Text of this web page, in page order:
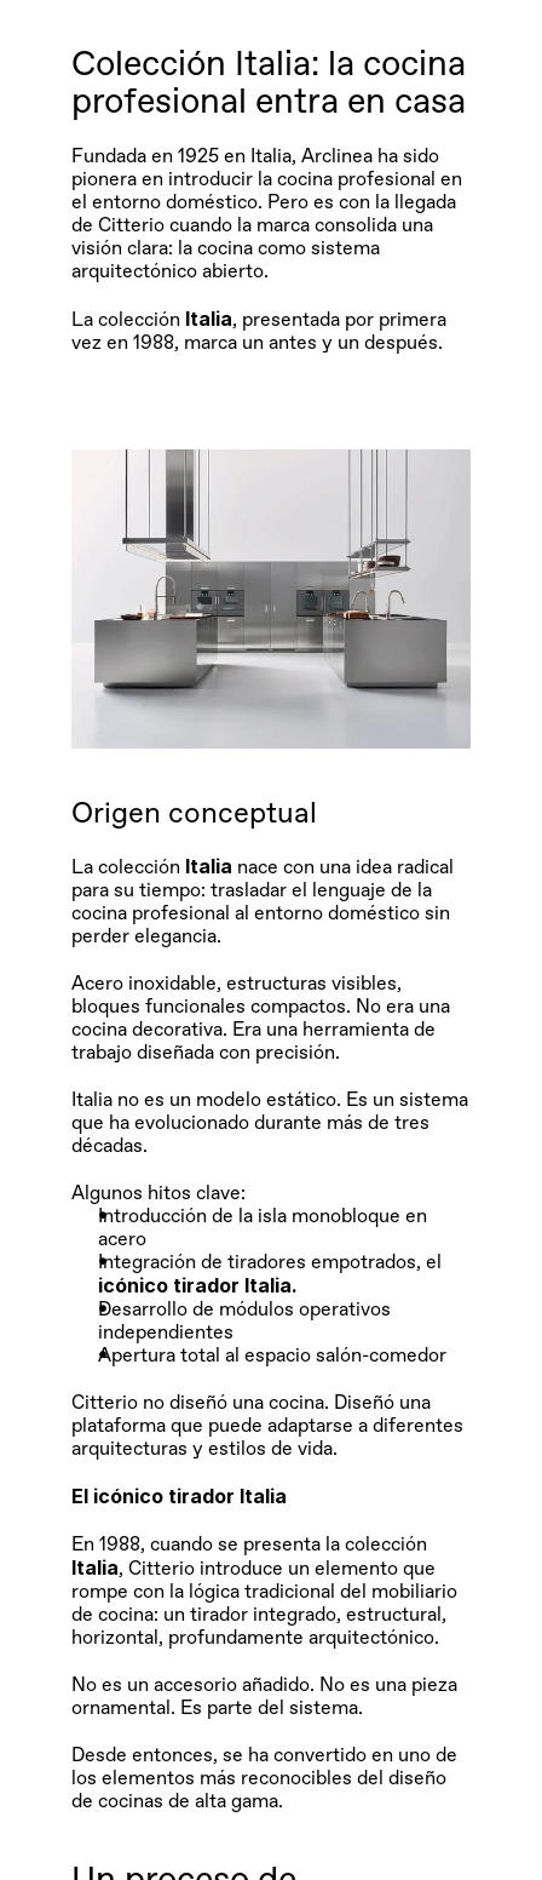
Colección Italia: la cocina
profesional entra en casa
Fundada en 1925 en Italia, Arclinea ha sido
pionera en introducir la cocina profesional en
el entorno doméstico. Pero es con la llegada
de Citterio cuando la marca consolida una
visión clara: la cocina como sistema
arquitectónico abierto.
La colección Italia, presentada por primera
vez en 1988, marca un antes y un después.
Origen conceptual
La colección Italia nace con una idea radical
para su tiempo: trasladar el lenguaje de la
cocina profesional al entorno doméstico sin
perder elegancia.
Acero inoxidable, estructuras visibles,
bloques funcionales compactos. No era una
cocina decorativa. Era una herramienta de
trabajo diseñada con precisión.
Italia no es un modelo estático. Es un sistema
que ha evolucionado durante más de tres
décadas.
Algunos hitos clave:
Introducción de la isla monobloque en
acero
icónico tirador Italia.
Desarrollo de módulos operativos
independientes
Apertura total al espacio salón-comedor
Citterio no diseñó una cocina. Diseñó una
plataforma que puede adaptarse a diferentes
arquitecturas y estilos de vida.
El icónico tirador Italia
Italia, Citterio introduce un elemento que
rompe con la lógica tradicional del mobiliario
de cocina: un tirador integrado, estructural,
horizontal, profundamente arquitectónico.
No es un accesorio añadido. No es una pieza
ornamental. Es parte del sistema.
Desde entonces, se ha convertido en uno de
los elementos más reconocibles del diseño
de cocinas de alta gama.